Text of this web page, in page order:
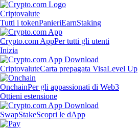
Criptovalute
Tutti i tokenPanieriEarnStaking
Crypto.com AppPer tutti gli utenti
Inizia
CriptovaluteCarta prepagata VisaLevel Up
OnchainPer gli appassionati di Web3
Ottieni estensione
SwapStakeScopri le dApp